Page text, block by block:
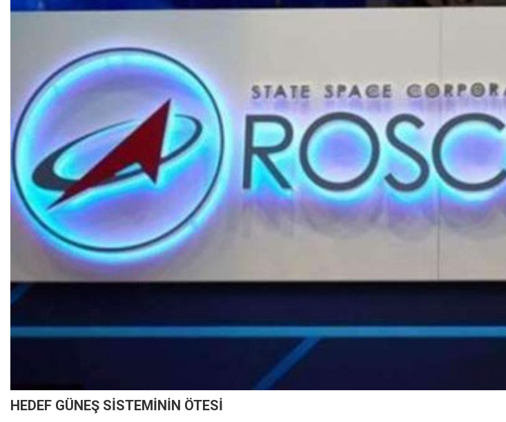
HEDEF GÜNEŞ SİSTEMİNİN ÖTESİ